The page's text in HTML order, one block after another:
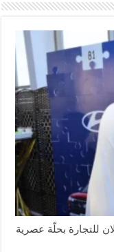
الوعلان للتجارة بحلّة عصرية